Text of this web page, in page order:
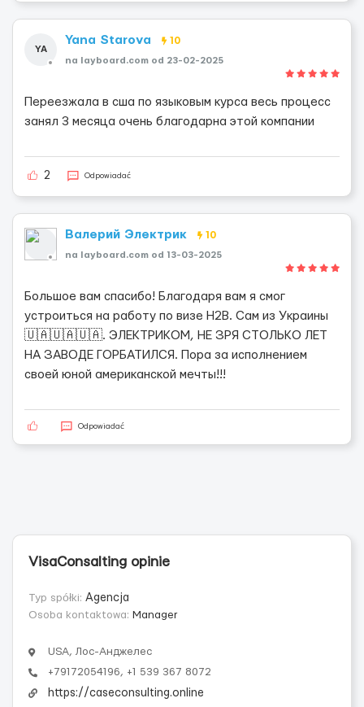
YA
Yana Starova 10
na layboard.com od 23-02-2025
Переезжала в сша по языковым курса весь процесс
занял 3 месяца очень благодарна этой компании
2 Odpowiadać
Валерий Электрик 10
na layboard.com od 13-03-2025
Большое вам спасибо! Благодаря вам я смог
устроиться на работу по визе H2B. Сам из Украины
🇺🇦🇺🇦🇺🇦. ЭЛЕКТРИКОМ, НЕ ЗРЯ СТОЛЬКО ЛЕТ
НА ЗАВОДЕ ГОРБАТИЛСЯ. Пора за исполнением
своей юной американской мечты!!!
Odpowiadać
VisaConsalting opinie
Typ spółki: Agencja
Osoba kontaktowa: Manager
USA, Лос-Анджелес
+79172054196, +1 539 367 8072
https://caseconsulting.online